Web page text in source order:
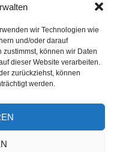
wir Technologien wie
und/oder darauf
können wir Daten
dieser Website verarbeiten.
zurückziehst, können
werden.